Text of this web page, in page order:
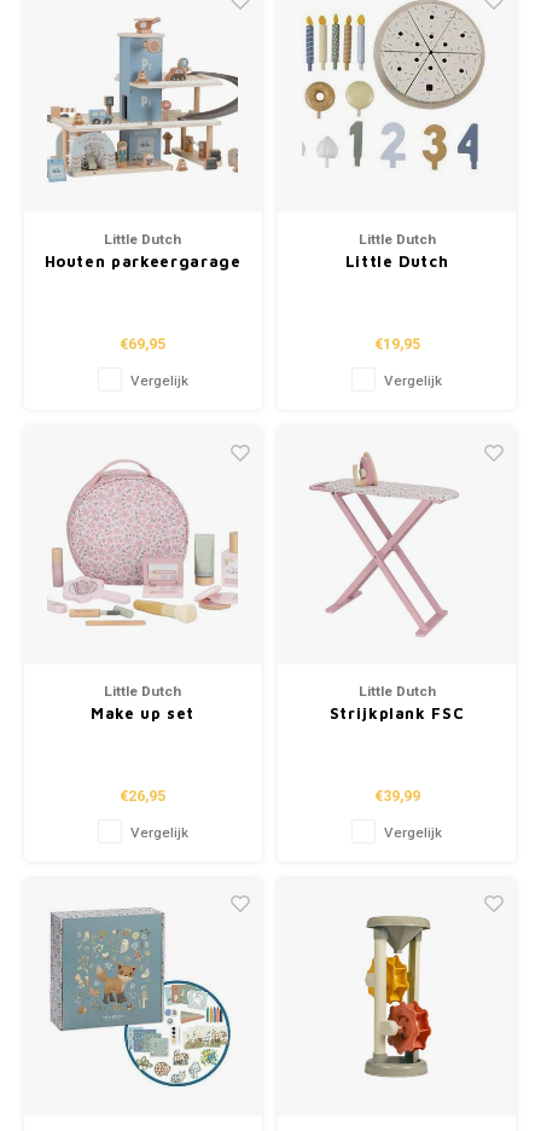
Little Dutch
Houten parkeergarage
€69,95
Vergelijk
Little Dutch
Little Dutch
€19,95
Vergelijk
Little Dutch
Make up set
€26,95
Vergelijk
Little Dutch
Strijkplank FSC
€39,99
Vergelijk